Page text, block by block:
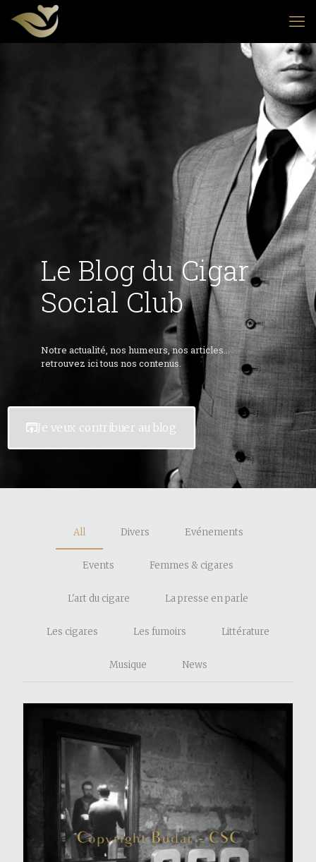
Le Blog du Cigar
Social Club
Notre actualité, nos humeurs, nos articles...
retrouvez ici tous nos contenus.
Je veux contribuer au blog
All Divers Evénements
Events Femmes & cigares
L'art du cigare La presse en parle
Les cigares Les fumoirs Littérature
Musique News